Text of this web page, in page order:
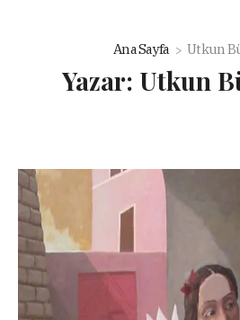
Ana Sayfa Utkun
Yazar: Utkun